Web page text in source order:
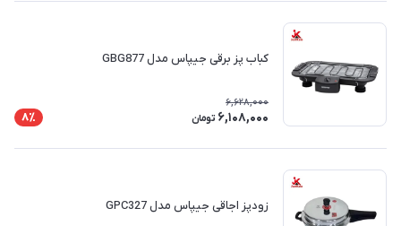
کباب پز برقی جیپاس مدل GBG877
6,628,000
6,108,000 تومان 8٪
زودپز اجاقی جیپاس مدل GPC327